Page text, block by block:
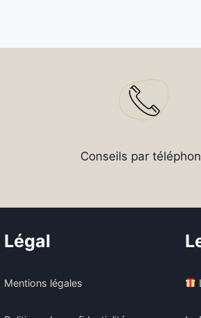
Conseils par
Légal
Mentions légales